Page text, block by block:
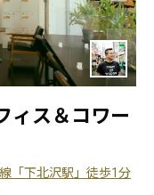
ィス＆コワー
「下北沢駅」徒歩1分